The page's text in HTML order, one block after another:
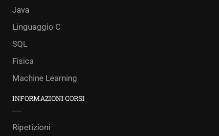
Java
Linguaggio C
SQL
Fisica
Machine Learning
INFORMAZIONI CORSI
Ripetizioni